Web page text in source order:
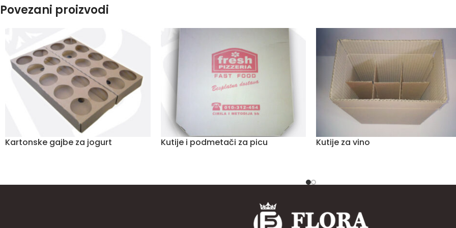
Povezani proizvodi
Kartonske gajbe za jogurt Kutije i podmetači za picu Kutije za vino